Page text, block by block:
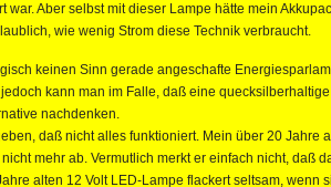
war. Aber selbst mit dieser Lampe hätte mein
wie wenig Strom diese Technik verbraucht.
keinen Sinn gerade angeschafte
kann man im Falle, daß eine
nachdenken.
daß nicht alles funktioniert. Mein über 20 Jahre
mehr ab. Vermutlich merkt er einfach nicht, daß
alten 12 Volt LED-Lampe flackert seltsam, wenn